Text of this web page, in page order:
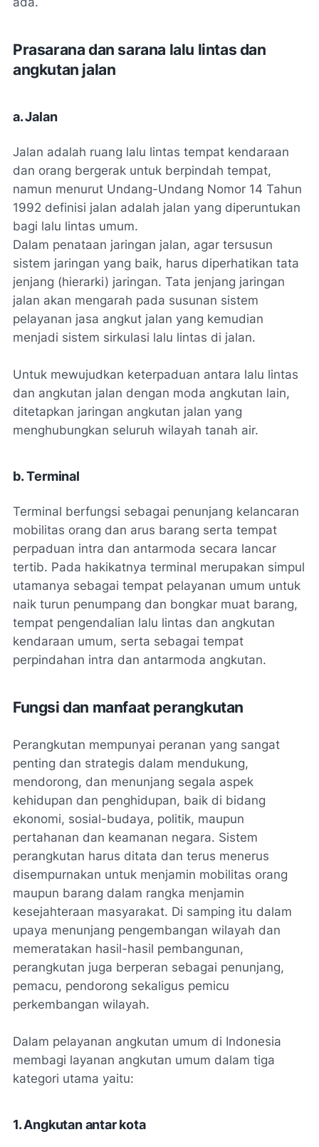
Prasarana dan sarana lalu lintas dan
angkutan jalan
a. Jalan
Jalan adalah ruang lalu lintas tempat kendaraan
dan orang bergerak untuk berpindah tempat,
namun menurut Undang-Undang Nomor 14 Tahun
1992 definisi jalan adalah jalan yang diperuntukan
bagi lalu lintas umum.
Dalam penataan jaringan jalan, agar tersusun
sistem jaringan yang baik, harus diperhatikan tata
jenjang (hierarki) jaringan. Tata jenjang jaringan
jalan akan mengarah pada susunan sistem
pelayanan jasa angkut jalan yang kemudian
menjadi sistem sirkulasi lalu lintas di jalan.
Untuk mewujudkan keterpaduan antara lalu lintas
dan angkutan jalan dengan moda angkutan lain,
ditetapkan jaringan angkutan jalan yang
menghubungkan seluruh wilayah tanah air.
b. Terminal
Terminal berfungsi sebagai penunjang kelancaran
mobilitas orang dan arus barang serta tempat
perpaduan intra dan antarmoda secara lancar
tertib. Pada hakikatnya terminal merupakan simpul
utamanya sebagai tempat pelayanan umum untuk
naik turun penumpang dan bongkar muat barang,
tempat pengendalian lalu lintas dan angkutan
kendaraan umum, serta sebagai tempat
perpindahan intra dan antarmoda angkutan.
Fungsi dan manfaat perangkutan
Perangkutan mempunyai peranan yang sangat
penting dan strategis dalam mendukung,
mendorong, dan menunjang segala aspek
kehidupan dan penghidupan, baik di bidang
ekonomi, sosial-budaya, politik, maupun
pertahanan dan keamanan negara. Sistem
perangkutan harus ditata dan terus menerus
disempurnakan untuk menjamin mobilitas orang
maupun barang dalam rangka menjamin
kesejahteraan masyarakat. Di samping itu dalam
upaya menunjang pengembangan wilayah dan
memeratakan hasil-hasil pembangunan,
perangkutan juga berperan sebagai penunjang,
pemacu, pendorong sekaligus pemicu
perkembangan wilayah.
Dalam pelayanan angkutan umum di Indonesia
membagi layanan angkutan umum dalam tiga
kategori utama yaitu:
1. Angkutan antar kota